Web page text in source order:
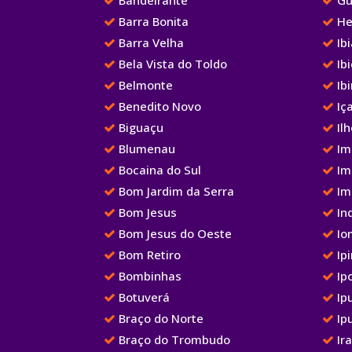
Barra Bonita
Barra Velha
Bela Vista do Toldo
Belmonte
Benedito Novo
Biguaçu
Blumenau
Bocaina do Sul
Bom Jardim da Serra
Bom Jesus
Bom Jesus do Oeste
Bom Retiro
Bombinhas
Botuverá
Braço do Norte
Braço do Trombudo